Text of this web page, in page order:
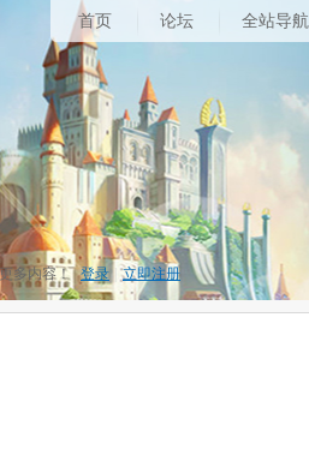
首页 论坛 全站导航
多内容！ 登录 立即注册